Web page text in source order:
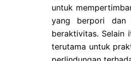
untuk
yang berpori dan
beraktivitas. Selain
terutama untuk